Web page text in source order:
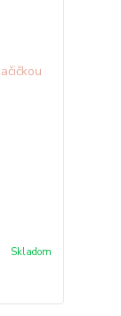
Skladom